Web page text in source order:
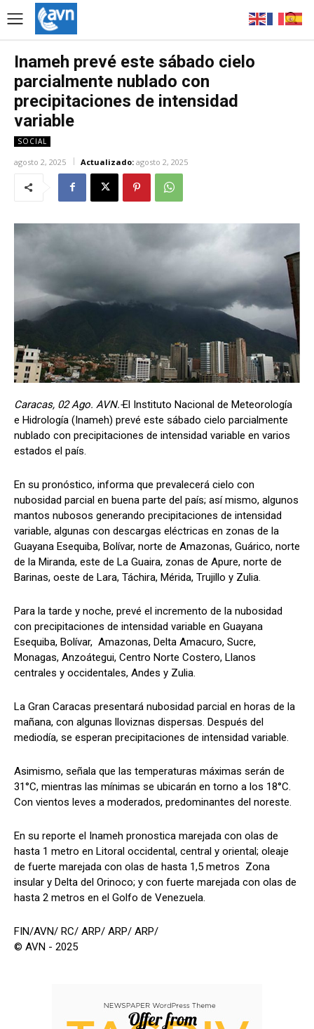
Inameh prevé este sábado cielo
parcialmente nublado con
precipitaciones de intensidad
variable
SOCIAL
agosto 2, 2025 Actualizado: agosto 2, 2025
Caracas, 02 Ago. AVN.-El Instituto Nacional de Meteorología
e Hidrología (Inameh) prevé este sábado cielo parcialmente
nublado con precipitaciones de intensidad variable en varios
estados el país.
En su pronóstico, informa que prevalecerá cielo con
nubosidad parcial en buena parte del país; así mismo, algunos
mantos nubosos generando precipitaciones de intensidad
variable, algunas con descargas eléctricas en zonas de la
Guayana Esequiba, Bolívar, norte de Amazonas, Guárico, norte
de la Miranda, este de La Guaira, zonas de Apure, norte de
Barinas, oeste de Lara, Táchira, Mérida, Trujillo y Zulia.
Para la tarde y noche, prevé el incremento de la nubosidad
con precipitaciones de intensidad variable en Guayana
Esequiba, Bolívar, Amazonas, Delta Amacuro, Sucre,
Monagas, Anzoátegui, Centro Norte Costero, Llanos
centrales y occidentales, Andes y Zulia.
La Gran Caracas presentará nubosidad parcial en horas de la
mañana, con algunas lloviznas dispersas. Después del
mediodía, se esperan precipitaciones de intensidad variable.
Asimismo, señala que las temperaturas máximas serán de
31°C, mientras las mínimas se ubicarán en torno a los 18°C.
Con vientos leves a moderados, predominantes del noreste.
En su reporte el Inameh pronostica marejada con olas de
hasta 1 metro en Litoral occidental, central y oriental; oleaje
de fuerte marejada con olas de hasta 1,5 metros Zona
insular y Delta del Orinoco; y con fuerte marejada con olas de
hasta 2 metros en el Golfo de Venezuela.
FIN/AVN/ RC/ ARP/ ARP/ ARP/
© AVN - 2025